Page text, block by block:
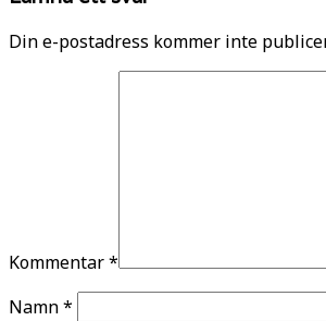
Din e-postadress kommer inte
Kommentar*
Namn*